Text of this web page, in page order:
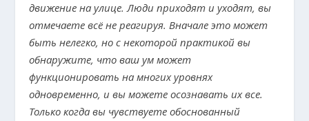
движение на улице. Люди приходят и уходят, вы
отмечаете всё не реагируя. Вначале это может
быть нелегко, но с некоторой практикой вы
обнаружите, что ваш ум может
функционировать на многих уровнях
одновременно, и вы можете осознавать их все.
Только когда вы чувствуете обоснованный